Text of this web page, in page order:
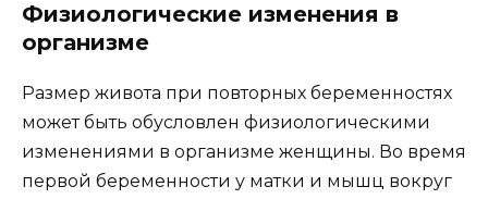
Физиологические изменения в
организме
Размер живота при повторных беременностях
может быть обусловлен физиологическими
изменениями в организме женщины. Во время
первой беременности у матки и мышц вокруг